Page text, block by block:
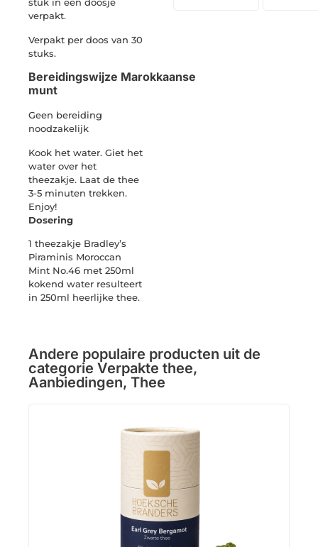
stuk in een doosje
verpakt.
Verpakt per doos van 30
stuks.
Bereidingswijze Marokkaanse
munt
Geen bereiding
noodzakelijk
Kook het water. Giet het
water over het
theezakje. Laat de thee
3-5 minuten trekken.
Enjoy!
Dosering
1 theezakje Bradley’s
Piraminis Moroccan
Mint No.46 met 250ml
kokend water resulteert
in 250ml heerlijke thee.
Andere populaire producten uit de
categorie Verpakte thee,
Aanbiedingen, Thee